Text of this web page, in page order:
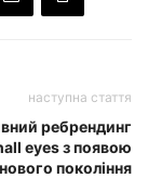
наступна стаття
ребрендинг
eyes з появою
покоління